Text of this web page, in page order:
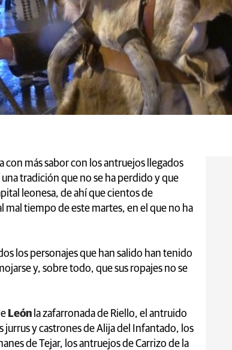
con más sabor con los antruejos llegados
tradición que no se ha perdido y que
leonesa, de ahí que cientos de
mal tiempo de este martes, en el que no ha
los personajes que han salido han tenido
y, sobre todo, que sus ropajes no se
León la zafarronada de Riello, el antruido
jurrus y castrones de Alija del Infantado, los
de Tejar, los antruejos de Carrizo de la